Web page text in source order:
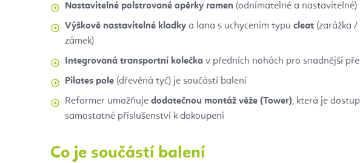
Nastavitelné polstrované opěrky ramen (odnímatelné a nastavitelné)
Výškově nastavitelné kladky a lana s uchycením typu cleat (zarážka /
zámek)
Integrovaná transportní kolečka v předních nohách pro snadnější
Pilates pole (dřevěná tyč) je součástí balení
Reformer umožňuje dodatečnou montáž věže (Tower), která je
samostatné příslušenství k dokoupení
Co je součástí balení